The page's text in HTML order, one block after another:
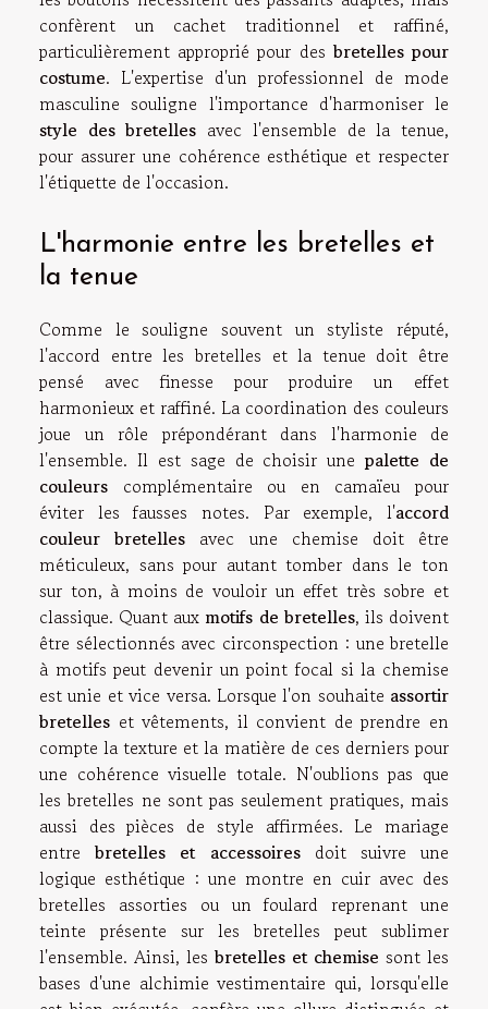
confèrent un cachet traditionnel et raffiné,
particulièrement approprié pour des bretelles pour
costume. L'expertise d'un professionnel de mode
masculine souligne l'importance d'harmoniser le
style des bretelles avec l'ensemble de la tenue,
pour assurer une cohérence esthétique et respecter
l'étiquette de l'occasion.
L'harmonie entre les bretelles et
la tenue
Comme le souligne souvent un styliste réputé,
l'accord entre les bretelles et la tenue doit être
pensé avec finesse pour produire un effet
harmonieux et raffiné. La coordination des couleurs
joue un rôle prépondérant dans l'harmonie de
l'ensemble. Il est sage de choisir unepalette de
couleurs complémentaire ou en camaïeu pour
éviter les fausses notes. Par exemple, l'accord
couleur bretelles avec une chemise doit être
méticuleux, sans pour autant tomber dans le ton
sur ton, à moins de vouloir un effet très sobre et
classique. Quant aux motifs de bretelles, ils doivent
être sélectionnés avec circonspection : une bretelle
à motifs peut devenir un point focal si la chemise
est unie et vice versa. Lorsque l'on souhaite assortir
bretelles et vêtements, il convient de prendre en
compte la texture et la matière de ces derniers pour
une cohérence visuelle totale. N'oublions pas que
les bretelles ne sont pas seulement pratiques, mais
aussi des pièces de style affirmées. Le mariage
entrebretelles et accessoiresdoit suivre une
logique esthétique : une montre en cuir avec des
bretelles assorties ou un foulard reprenant une
teinte présente sur les bretelles peut sublimer
l'ensemble. Ainsi, les bretelles et chemise sont les
bases d'une alchimie vestimentaire qui, lorsqu'elle